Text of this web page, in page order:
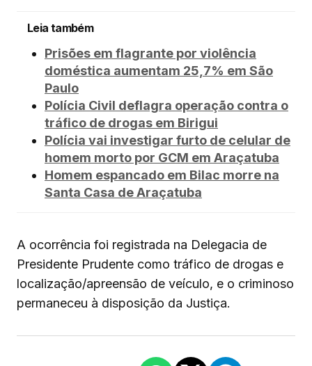
Leia também
Prisões em flagrante por violência
doméstica aumentam 25,7% em São
Paulo
Polícia Civil deflagra operação contra o
tráfico de drogas em Birigui
Polícia vai investigar furto de celular de
homem morto por GCM em Araçatuba
Homem espancado em Bilac morre na
Santa Casa de Araçatuba
A ocorrência foi registrada na Delegacia de
Presidente Prudente como tráfico de drogas e
localização/apreensão de veículo, e o criminoso
permaneceu à disposição da Justiça.